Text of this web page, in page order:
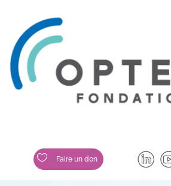
 Faire un don